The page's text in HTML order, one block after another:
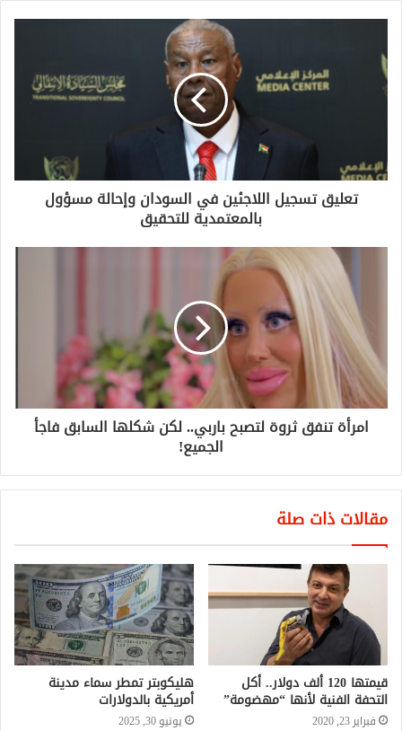
تعليق تسجيل اللاجئين في السودان وإحالة مسؤول
بالمعتمدية للتحقيق
امرأة تنفق ثروة لتصبح باربي.. لكن شكلها السابق فاجأ
الجميع!
مقالات ذات صلة
قيمتها 120 ألف دولار.. أكل
التحفة الفنية لأنها “مهضومة”
فبراير 23, 2020
هليكوبتر تمطر سماء مدينة
أمريكية بالدولارات
يونيو 30, 2025